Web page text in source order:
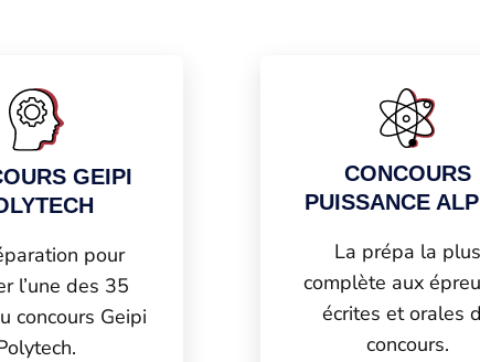
GEIPI
pour
l’une des 35
concours Geipi
CONCOURS
PUISSANCE
La prépa la plus
complète aux
écrites et orales
concours.